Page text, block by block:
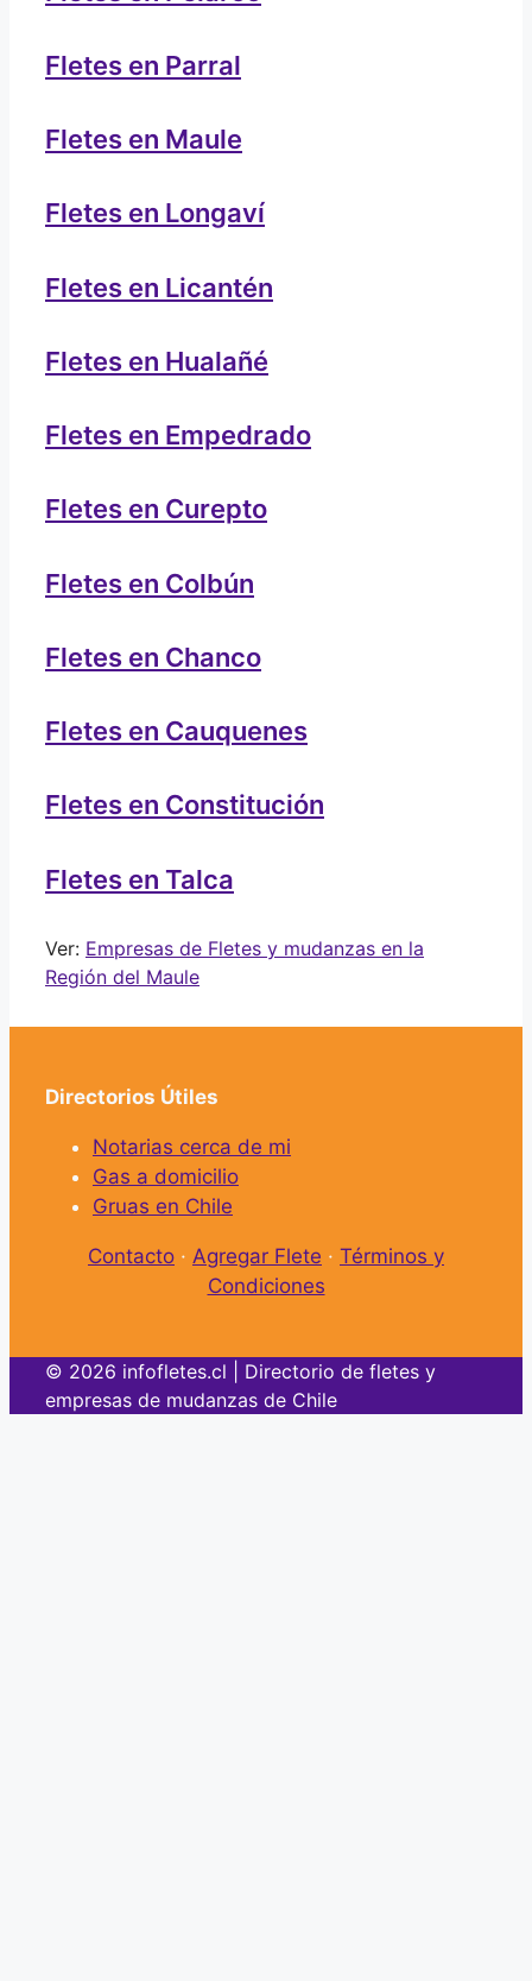
Fletes en Parral
Fletes en Maule
Fletes en Longaví
Fletes en Licantén
Fletes en Hualañé
Fletes en Empedrado
Fletes en Curepto
Fletes en Colbún
Fletes en Chanco
Fletes en Cauquenes
Fletes en Constitución
Fletes en Talca
Ver: Empresas de Fletes y mudanzas en la
Región del Maule
Directorios Útiles
Notarias cerca de mi
Gas a domicilio
Gruas en Chile
Contacto · Agregar Flete · Términos y
Condiciones
© 2026 infofletes.cl | Directorio de fletes y
empresas de mudanzas de Chile